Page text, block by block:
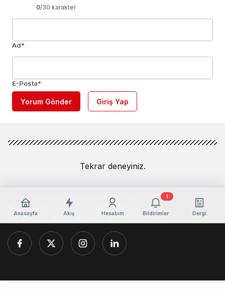
0/30 karakter
Ad*
E-Posta*
Yorum Gönder Giriş Yap
Tekrar deneyiniz.
Anasayfa Akış Hesabım Bildirimler
1
Dergi
© Telif Hakkı 2026, Tüm Hakları Saklıdır
Dergi Arşivi
Künye İletişim Gizlilik Politikası